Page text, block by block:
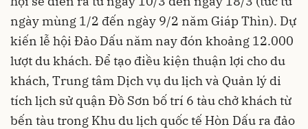
ngày mùng 1/2 đến ngày 9/2 năm Giáp Thìn). Dự
kiến lễ hội Đảo Dấu năm nay đón khoảng 12.000
lượt du khách. Để tạo điều kiện thuận lợi cho du
khách, Trung tâm Dịch vụ du lịch và Quản lý di
tích lịch sử quận Đồ Sơn bố trí 6 tàu chở khách từ
bến tàu trong Khu du lịch quốc tế Hòn Dấu ra đảo